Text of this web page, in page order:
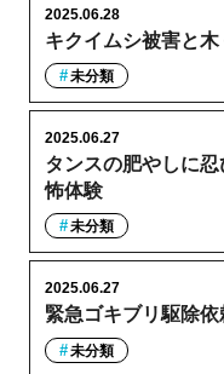
キクイムシ被害と
2025.06.28
未分類
タンスの肥やしに
怖体験
2025.06.27
未分類
緊急ゴキブリ駆除
2025.06.27
未分類